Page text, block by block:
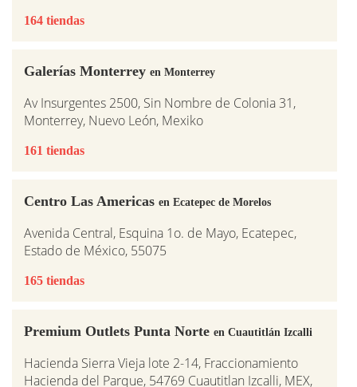
164 tiendas
Galerías Monterrey en Monterrey
Av Insurgentes 2500, Sin Nombre de Colonia 31,
Monterrey, Nuevo León, Mexiko
161 tiendas
Centro Las Americas en Ecatepec de Morelos
Avenida Central, Esquina 1o. de Mayo, Ecatepec,
Estado de México, 55075
165 tiendas
Premium Outlets Punta Norte en Cuautitlán Izcalli
Hacienda Sierra Vieja lote 2-14, Fraccionamiento
Hacienda del Parque, 54769 Cuautitlan Izcalli, MEX,